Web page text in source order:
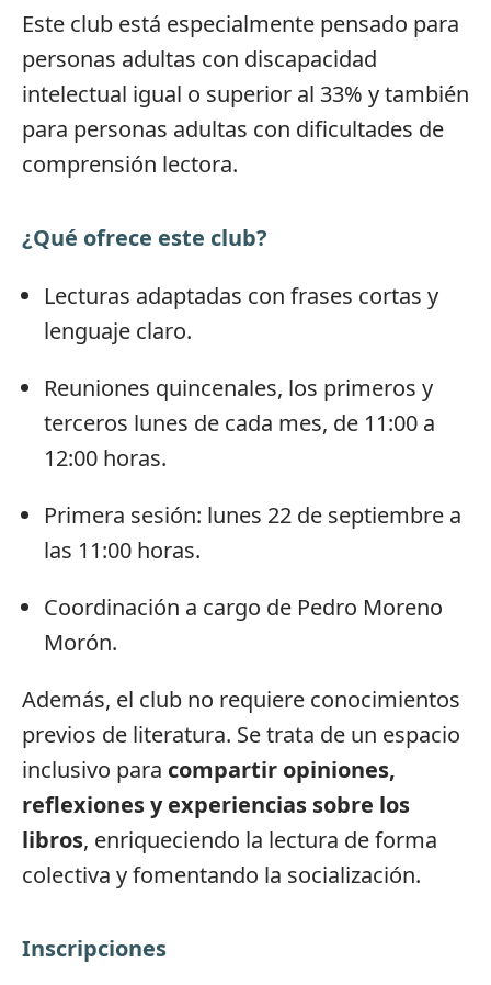
Este club está especialmente pensado para
personas adultas con discapacidad
intelectual igual o superior al 33% y también
para personas adultas con dificultades de
comprensión lectora.
¿Qué ofrece este club?
Lecturas adaptadas con frases cortas y
lenguaje claro.
Reuniones quincenales, los primeros y
terceros lunes de cada mes, de 11:00 a
12:00 horas.
Primera sesión: lunes 22 de septiembre a
las 11:00 horas.
Coordinación a cargo de Pedro Moreno
Morón.
Además, el club no requiere conocimientos
previos de literatura. Se trata de un espacio
inclusivo para compartir opiniones,
reflexiones y experiencias sobre los
libros, enriqueciendo la lectura de forma
colectiva y fomentando la socialización.
Inscripciones